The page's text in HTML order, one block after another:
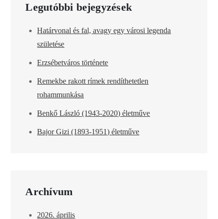
Legutóbbi bejegyzések
Határvonal és fal, avagy egy városi legenda
születése
Erzsébetváros története
Remekbe rakott rímek rendíthetetlen
rohammunkása
Benkő László (1943-2020) életműve
Bajor Gizi (1893-1951) életműve
Archívum
2026. április